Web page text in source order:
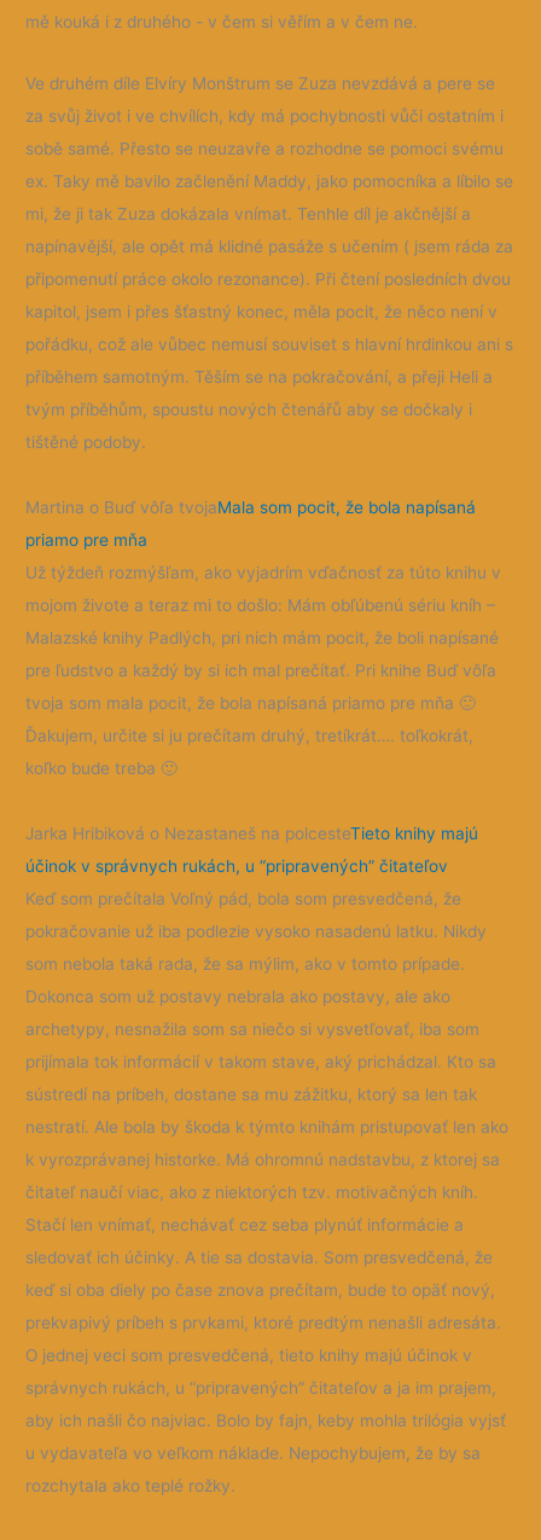
mě kouká i z druhého - v čem si věřím a v čem ne.
Ve druhém díle Elvíry Monštrum se Zuza nevzdává a pere se
za svůj život i ve chvílích, kdy má pochybnosti vůči ostatním i
sobě samé. Přesto se neuzavře a rozhodne se pomoci svému
ex. Taky mě bavilo začlenění Maddy, jako pomocníka a líbilo se
mi, že ji tak Zuza dokázala vnímat. Tenhle díl je akčnější a
napínavější, ale opět má klidné pasáže s učením ( jsem ráda za
připomenutí práce okolo rezonance). Při čtení posledních dvou
kapitol, jsem i přes šťastný konec, měla pocit, že něco není v
pořádku, což ale vůbec nemusí souviset s hlavní hrdinkou ani s
příběhem samotným. Těším se na pokračování, a přeji Heli a
tvým příběhům, spoustu nových čtenářů aby se dočkaly i
tištěné podoby.
Martina o Buď vôľa tvojaMala som pocit, že bola napísaná
priamo pre mňa
Už týždeň rozmýšľam, ako vyjadrím vďačnosť za túto knihu v
mojom živote a teraz mi to došlo: Mám obľúbenú sériu kníh –
Malazské knihy Padlých, pri nich mám pocit, že boli napísané
pre ľudstvo a každý by si ich mal prečítať. Pri knihe Buď vôľa
tvoja som mala pocit, že bola napísaná priamo pre mňa 🙂
Ďakujem, určite si ju prečítam druhý, tretíkrát…. toľkokrát,
koľko bude treba 🙂
Jarka Hribiková o Nezastaneš na polcesteTieto knihy majú
účinok v správnych rukách, u “pripravených” čitateľov
Keď som prečítala Voľný pád, bola som presvedčená, že
pokračovanie už iba podlezie vysoko nasadenú latku. Nikdy
som nebola taká rada, že sa mýlim, ako v tomto prípade.
Dokonca som už postavy nebrala ako postavy, ale ako
archetypy, nesnažila som sa niečo si vysvetľovať, iba som
prijímala tok informácií v takom stave, aký prichádzal. Kto sa
sústredí na príbeh, dostane sa mu zážitku, ktorý sa len tak
nestratí. Ale bola by škoda k týmto knihám pristupovať len ako
k vyrozprávanej historke. Má ohromnú nadstavbu, z ktorej sa
čitateľ naučí viac, ako z niektorých tzv. motivačných kníh.
Stačí len vnímať, nechávať cez seba plynúť informácie a
sledovať ich účinky. A tie sa dostavia. Som presvedčená, že
keď si oba diely po čase znova prečítam, bude to opäť nový,
prekvapivý príbeh s prvkami, ktoré predtým nenašli adresáta.
O jednej veci som presvedčená, tieto knihy majú účinok v
správnych rukách, u “pripravených” čitateľov a ja im prajem,
aby ich našli čo najviac. Bolo by fajn, keby mohla trilógia vyjsť
u vydavateľa vo veľkom náklade. Nepochybujem, že by sa
rozchytala ako teplé rožky.